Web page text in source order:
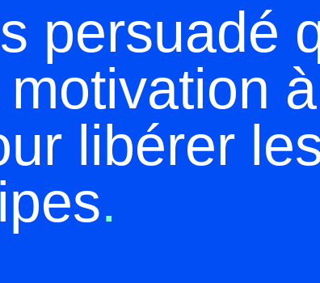
persuadé
libérer
.